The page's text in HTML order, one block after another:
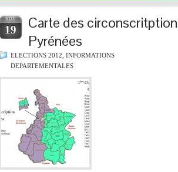
NOV
19
Carte des
Pyrénées
ELECTIONS 2012 INFORMATIONS
DEPARTEMENTALES